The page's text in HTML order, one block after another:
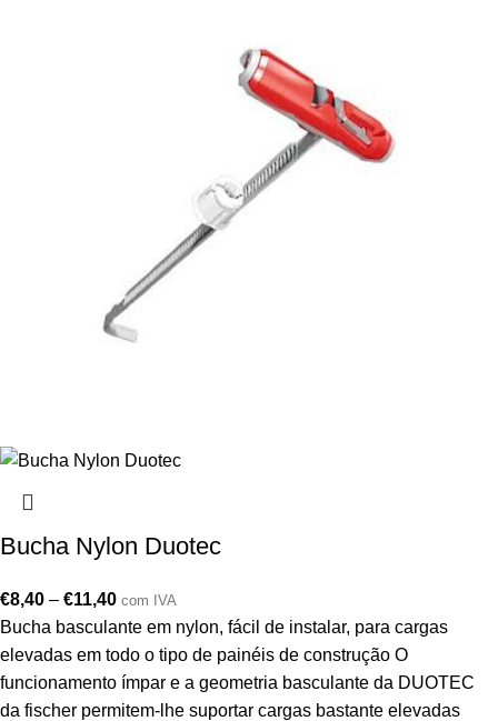
Bucha Nylon Duotec
€8,40 – €11,40 com IVA
Bucha basculante em nylon, fácil de instalar, para cargas
elevadas em todo o tipo de painéis de construção O
funcionamento ímpar e a geometria basculante da DUOTEC
da fischer permitem-lhe suportar cargas bastante elevadas